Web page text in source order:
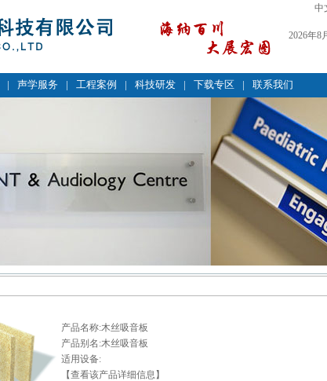
中
2026年8
| 声学服务 | 工程案例 | 科技研发 | 下载专区 | 联系我们
产品名称:木丝吸音板
产品别名:木丝吸音板
适用设备:
【查看该产品详细信息】